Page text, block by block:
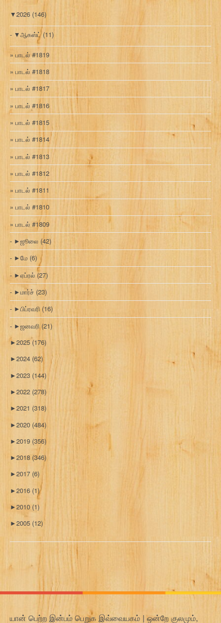
▼2026 (146)
▼ஆகஸ்ட்(11)
பாடல் #1819
பாடல் #1818
பாடல் #1817
பாடல் #1816
பாடல் #1815
பாடல் #1814
பாடல் #1813
பாடல் #1812
பாடல் #1811
பாடல் #1810
பாடல் #1809
►ஜூலை (42)
►மே (6)
►ஏப்ரல் (27)
►மார்ச் (23)
►பிப்ரவரி (16)
►ஜனவரி (21)
►2025(176)
►2024 (62)
►2023 (144)
►2022 (278)
►2021 (318)
►2020 (484)
►2019 (356)
►2018 (346)
►2017 (6)
►2016 (1)
►2010 (1)
►2005 (12)
யான் பெற்ற இன்பம் பெறுக இவ்வையகம் | ஒன்றே குலமும்,